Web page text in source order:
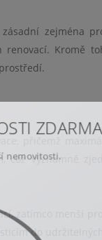
zejména
Kromě
přičemž
významně
zatímco menší
do udržitelných
ZDARMA
nemovitosti.